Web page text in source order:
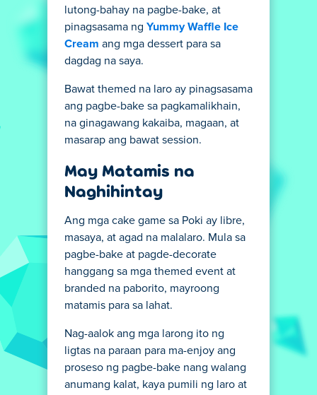
lutong-bahay na pagbe-bake, at
pinagsasama ng Yummy Waffle Ice
Cream ang mga dessert para sa
dagdag na saya.
Bawat themed na laro ay pinagsasama
ang pagbe-bake sa pagkamalikhain,
na ginagawang kakaiba, magaan, at
masarap ang bawat session.
May Matamis na
Naghihintay
Ang mga cake game sa Poki ay libre,
masaya, at agad na malalaro. Mula sa
pagbe-bake at pagde-decorate
hanggang sa mga themed event at
branded na paborito, mayroong
matamis para sa lahat.
Nag-aalok ang mga larong ito ng
ligtas na paraan para ma-enjoy ang
proseso ng pagbe-bake nang walang
anumang kalat, kaya pumili ng laro at